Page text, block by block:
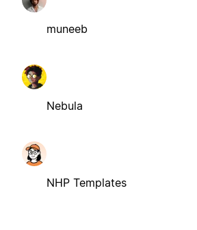
muneeb
Nebula
NHP Templates